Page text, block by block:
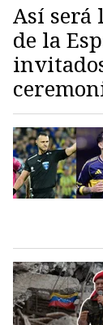
Así será
de la